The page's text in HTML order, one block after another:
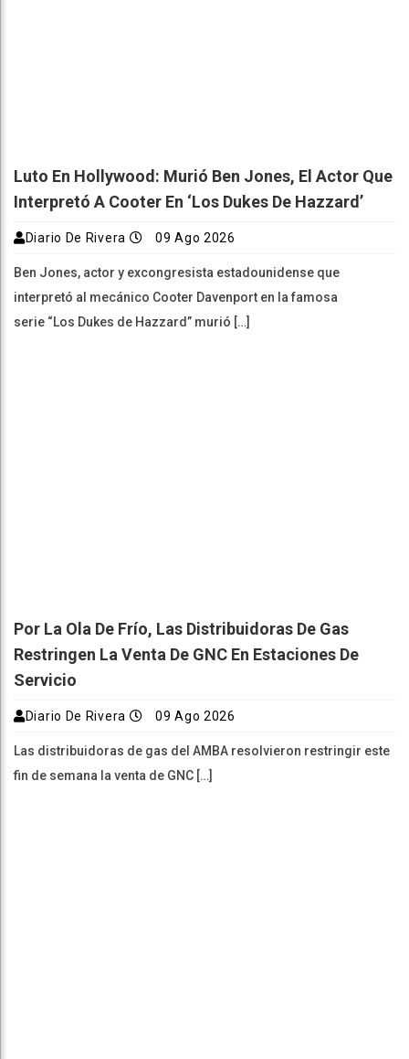
Luto En Hollywood: Murió Ben Jones, El Actor Que
Interpretó A Cooter En ‘Los Dukes De Hazzard’
Diario De Rivera 09 Ago 2026
Ben Jones, actor y excongresista estadounidense que
interpretó al mecánico Cooter Davenport en la famosa
serie “Los Dukes de Hazzard” murió […]
Por La Ola De Frío, Las Distribuidoras De Gas
Restringen La Venta De GNC En Estaciones De
Servicio
Diario De Rivera 09 Ago 2026
Las distribuidoras de gas del AMBA resolvieron restringir este
fin de semana la venta de GNC […]